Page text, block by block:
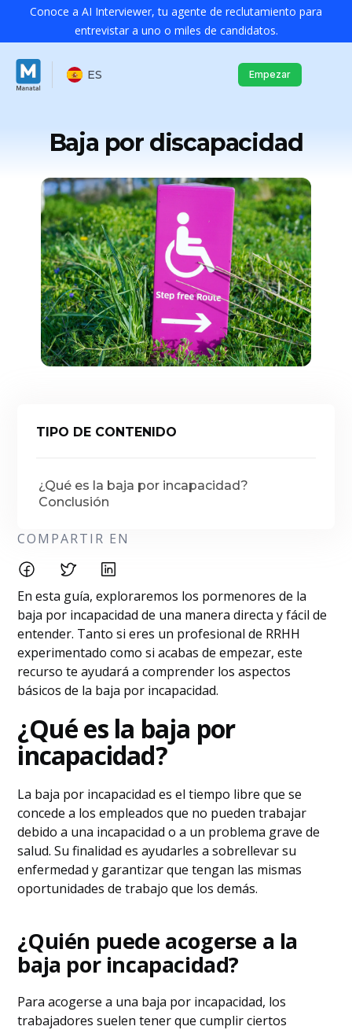
Conoce a AI Interviewer, tu agente de reclutamiento para
entrevistar a uno o miles de candidatos.
ES Empezar
Baja por discapacidad
TIPO DE CONTENIDO
¿Qué es la baja por incapacidad?
Conclusión
COMPARTIR EN
En esta guía, exploraremos los pormenores de la
baja por incapacidad de una manera directa y fácil de
entender. Tanto si eres un profesional de RRHH
experimentado como si acabas de empezar, este
recurso te ayudará a comprender los aspectos
básicos de la baja por incapacidad.
¿Qué es la baja por
incapacidad?
La baja por incapacidad es el tiempo libre que se
concede a los empleados que no pueden trabajar
debido a una incapacidad o a un problema grave de
salud. Su finalidad es ayudarles a sobrellevar su
enfermedad y garantizar que tengan las mismas
oportunidades de trabajo que los demás.
¿Quién puede acogerse a la
baja por incapacidad?
Para acogerse a una baja por incapacidad, los
trabajadores suelen tener que cumplir ciertos